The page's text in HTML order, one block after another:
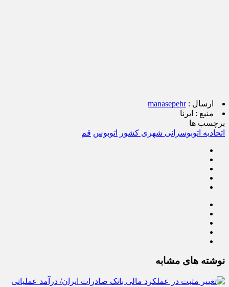
ارسال :manasepehr
منبع : ایرنا
برچسب ها
اتحادیه اتوبوسرانی شهری کشور
اتوبوس قم
نوشته های مشابه